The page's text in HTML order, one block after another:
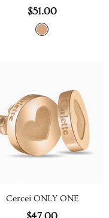
$51.00
Cercei ONLY ONE